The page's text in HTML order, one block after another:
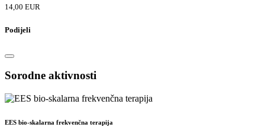
14,00 EUR
Podijeli
Sorodne aktivnosti
EES bio-skalarna frekvenčna terapija